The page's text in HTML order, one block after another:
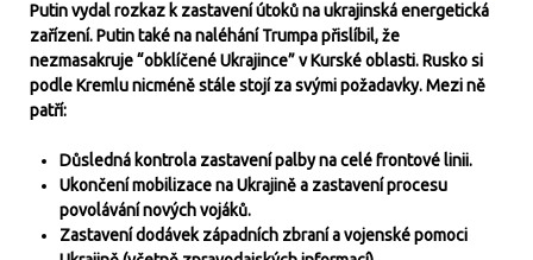
Putin vydal rozkaz k zastavení útoků na ukrajinská energetická
zařízení. Putin také na naléhání Trumpa přislíbil, že
nezmasakruje “obklíčené Ukrajince” v Kurské oblasti. Rusko si
podle Kremlu nicméně stále stojí za svými požadavky. Mezi ně
patří:
Důsledná kontrola zastavení palby na celé frontové linii.
Ukončení mobilizace na Ukrajině a zastavení procesu
povolávání nových vojáků.
Zastavení dodávek západních zbraní a vojenské pomoci